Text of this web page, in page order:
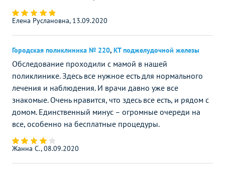
Елена Руслановна, 13.09.2020
Городская поликлиника № 220, КТ поджелудочной железы
Обследование проходили с мамой в нашей
поликлинике. Здесь все нужное есть для нормального
лечения и наблюдения. И врачи давно уже все
знакомые. Очень нравится, что здесь все есть, и рядом с
домом. Единственный минус – огромные очереди на
все, особенно на бесплатные процедуры.
Жанна С., 08.09.2020